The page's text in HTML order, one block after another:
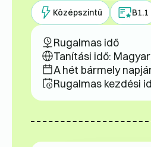
Középszintű B1.1
Rugalmas idő
Tanítási idő:
A hét bármely
Rugalmas kezdési